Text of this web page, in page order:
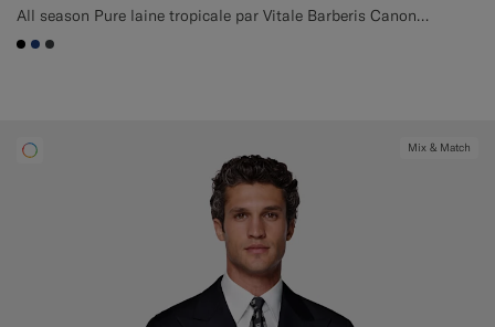
All season Pure laine tropicale par Vitale Barberis Canonico, Italie
#000000
#1C3D7A
#3d4043
Mix & Match